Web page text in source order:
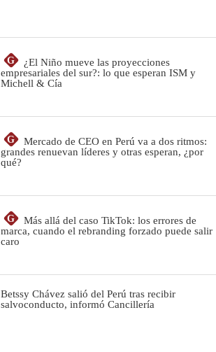
G
¿El Niño mueve las proyecciones
empresariales del sur?: lo que esperan ISM y
Michell & Cía
G
Mercado de CEO en Perú va a dos ritmos:
grandes renuevan líderes y otras esperan, ¿por
qué?
G
Más allá del caso TikTok: los errores de
marca, cuando el rebranding forzado puede salir
caro
Betssy Chávez salió del Perú tras recibir
salvoconducto, informó Cancillería